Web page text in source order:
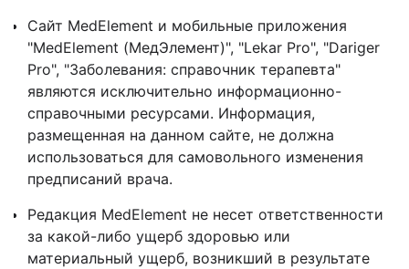
Сайт MedElement и мобильные приложения
"MedElement (МедЭлемент)", "Lekar Pro", "Dariger
Pro", "Заболевания: справочник терапевта"
являются исключительно информационно-
справочными ресурсами. Информация,
размещенная на данном сайте, не должна
использоваться для самовольного изменения
предписаний врача.
Редакция MedElement не несет ответственности
за какой-либо ущерб здоровью или
материальный ущерб, возникший в результате